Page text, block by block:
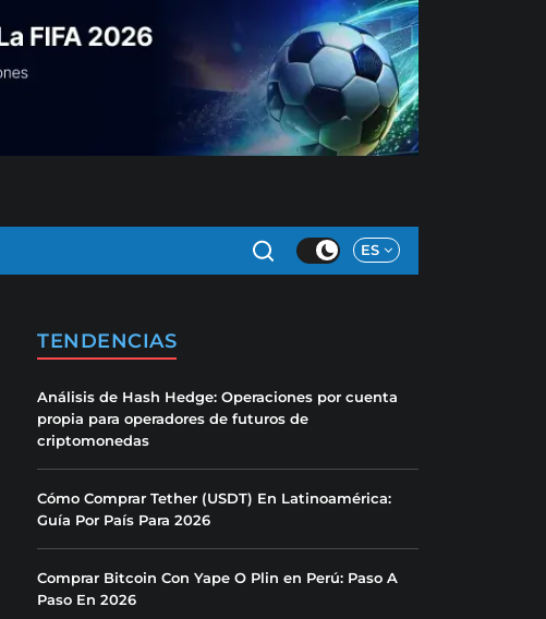
ES
TENDENCIAS
Análisis de Hash Hedge: Operaciones por cuenta
propia para operadores de futuros de
criptomonedas
Cómo Comprar Tether (USDT) En Latinoamérica:
Guía Por País Para 2026
Comprar Bitcoin Con Yape O Plin en Perú: Paso A
Paso En 2026